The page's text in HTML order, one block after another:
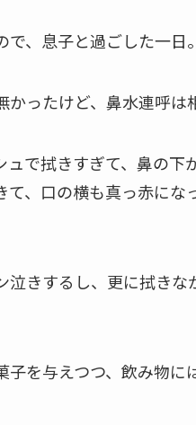
、息子と過ごした一日。
ったけど、鼻水連呼は
で拭きすぎて、鼻の下
、口の横も真っ赤にな
泣きするし、更に拭きな
を与えつつ、飲み物に